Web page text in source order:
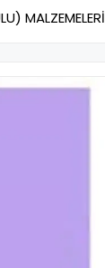
MALZEMELERİ